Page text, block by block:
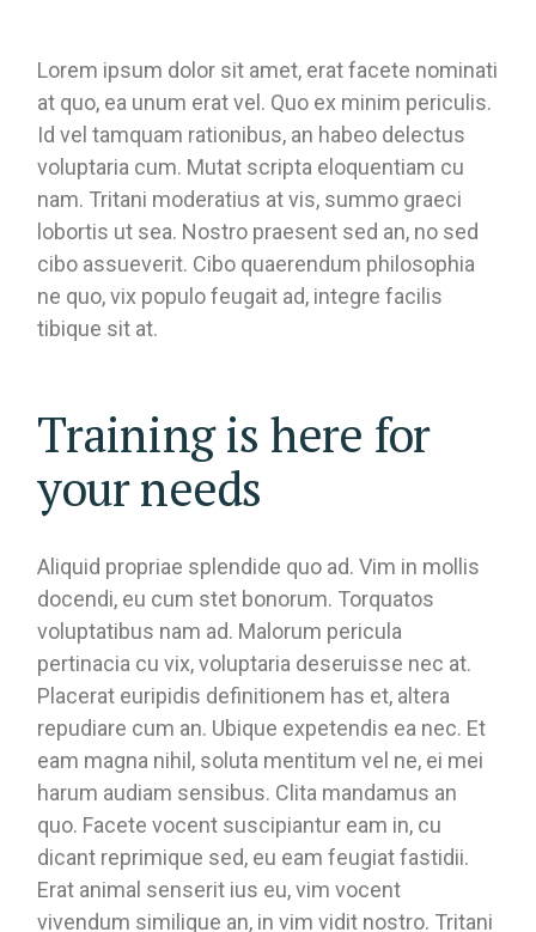
Lorem ipsum dolor sit amet, erat facete nominati
at quo, ea unum erat vel. Quo ex minim periculis.
Id vel tamquam rationibus, an habeo delectus
voluptaria cum. Mutat scripta eloquentiam cu
nam. Tritani moderatius at vis, summo graeci
lobortis ut sea. Nostro praesent sed an, no sed
cibo assueverit. Cibo quaerendum philosophia
ne quo, vix populo feugait ad, integre facilis
tibique sit at.
Training is here for
your needs
Aliquid propriae splendide quo ad. Vim in mollis
docendi, eu cum stet bonorum. Torquatos
voluptatibus nam ad. Malorum pericula
pertinacia cu vix, voluptaria deseruisse nec at.
Placerat euripidis definitionem has et, altera
repudiare cum an. Ubique expetendis ea nec. Et
eam magna nihil, soluta mentitum vel ne, ei mei
harum audiam sensibus. Clita mandamus an
quo. Facete vocent suscipiantur eam in, cu
dicant reprimique sed, eu eam feugiat fastidii.
Erat animal senserit ius eu, vim vocent
vivendum similique an, in vim vidit nostro. Tritani